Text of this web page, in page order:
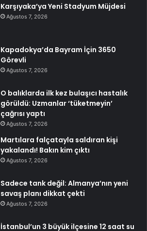
Karşıyaka’ya Yeni Stadyum Müjdesi
Ağustos 7, 2026
Kapadokya’da Bayram İçin 3650
Görevli
Ağustos 7, 2026
O balıklarda ilk kez bulaşıcı hastalık
görüldü: Uzmanlar ‘tüketmeyin’
çağrısı yaptı
Ağustos 7, 2026
Martılara falçatayla saldıran kişi
yakalandı! Bakın kim çıktı
Ağustos 7, 2026
Sadece tank değil: Almanya’nın yeni
savaş planı dikkat çekti
Ağustos 7, 2026
İstanbul’un 3 büyük ilçesine 12 saat su